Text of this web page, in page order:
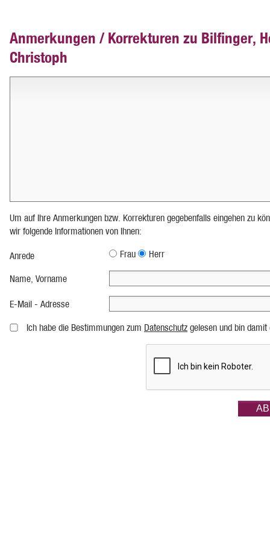
Anmerkungen / Korrekturen zu Bilfinger,
Christoph
Um auf Ihre Anmerkungen bzw. Korrekturen gegebenfalls eingehen zu
wir folgende Informationen von Ihnen:
Anrede Frau Herr
Name, Vorname
E-Mail - Adresse
Ich habe die Bestimmungen zum Datenschutz gelesen und bin